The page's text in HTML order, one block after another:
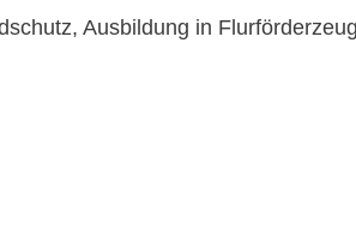
Ausbildung in